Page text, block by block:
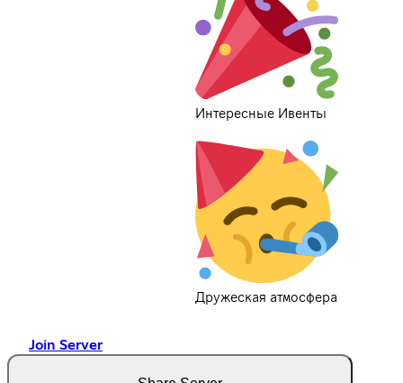
Интересные Ивенты
Дружеская атмосфера
Join Server